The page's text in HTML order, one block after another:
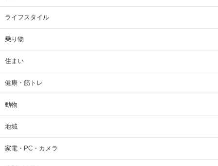
ライフスタイル
乗り物
住まい
健康・筋トレ
動物
地域
家電・PC・カメラ